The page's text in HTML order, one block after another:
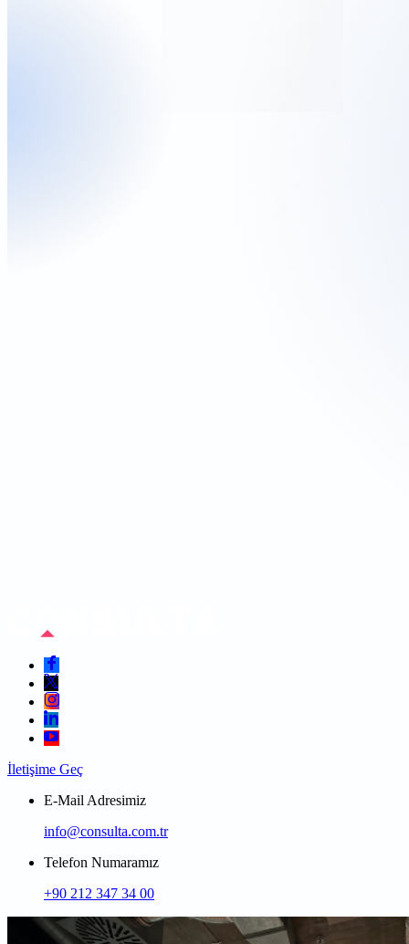
İletişime Geç
E-Mail Adresimiz
info@consulta.com.tr
Telefon Numaramız
+90 212 347 34 00